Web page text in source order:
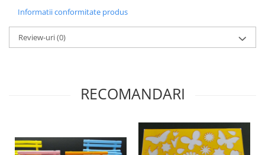
Informatii conformitate produs
Review-uri(0)
RECOMANDARI